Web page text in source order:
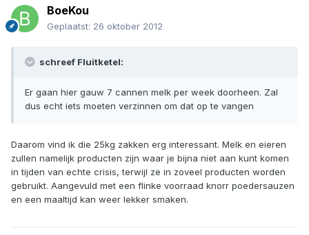
BoeKou
Geplaatst: 26 oktober 2012
schreef Fluitketel:
Er gaan hier gauw 7 cannen melk per week doorheen. Zal
dus echt iets moeten verzinnen om dat op te vangen
Daarom vind ik die 25kg zakken erg interessant. Melk en eieren
zullen namelijk producten zijn waar je bijna niet aan kunt komen
in tijden van echte crisis, terwijl ze in zoveel producten worden
gebruikt. Aangevuld met een flinke voorraad knorr poedersauzen
en een maaltijd kan weer lekker smaken.